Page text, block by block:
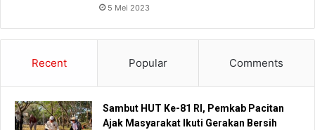
5 Mei 2023
Recent Popular Comments
Sambut HUT Ke-81 RI, Pemkab Pacitan
Ajak Masyarakat Ikuti Gerakan Bersih